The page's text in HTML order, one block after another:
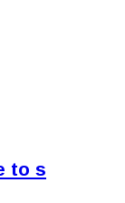
to s